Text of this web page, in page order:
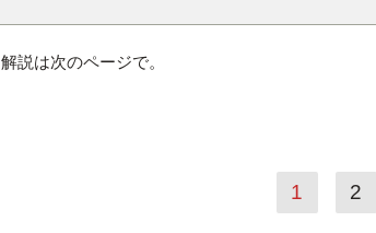
解説は次のページで。
1 2